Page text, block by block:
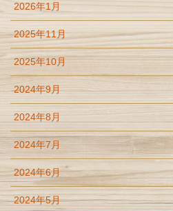
2026年1月
2025年11月
2025年10月
2024年9月
2024年8月
2024年7月
2024年6月
2024年5月